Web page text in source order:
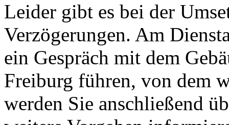
Leider gibt es bei der
Verzögerungen. Am
ein Gespräch mit dem
Freiburg führen, von dem
werden Sie anschließend